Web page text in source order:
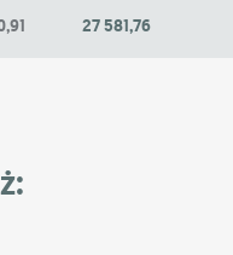
27 581,76